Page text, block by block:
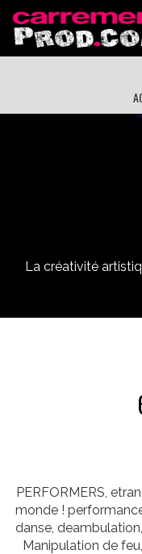
La créativité
PERFORMERS,
monde !
danse,
Manipulation de